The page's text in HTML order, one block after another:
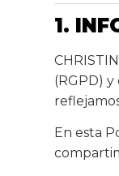
1.
(RGPD)
En esta